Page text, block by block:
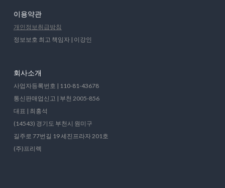
이용약관
개인정보취급방침
정보보호 최고 책임자 | 이강인
회사소개
사업자등록번호 | 110-81-43678
통신판매업신고 | 부천 2005-856
대표 | 최홍석
(14543) 경기도 부천시 원미구
길주로 77번길 19 세진프라자 201호
(주)프리렉